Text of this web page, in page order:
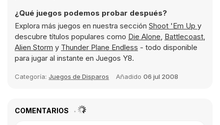
¿Qué juegos podemos probar después?
Explora más juegos en nuestra sección Shoot 'Em Up y
descubre títulos populares como Die Alone, Battlecoast,
Alien Storm y Thunder Plane Endless - todo disponible
para jugar al instante en Juegos Y8.
Categoría: Juegos de Disparos Añadido 06 jul 2008
COMENTARIOS